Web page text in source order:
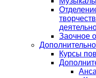
Заочное
Курсы